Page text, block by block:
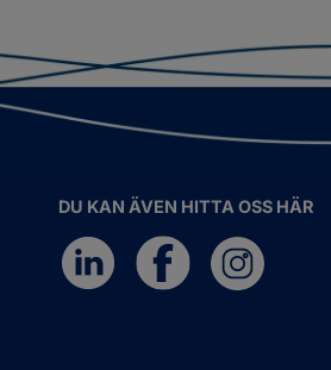
DU KAN ÄVEN HITTA OSS HÄR